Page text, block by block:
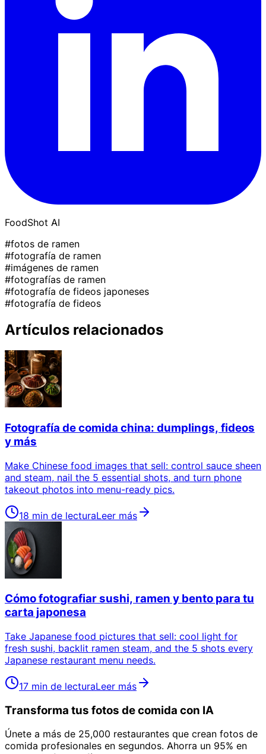
FoodShot AI
#fotos de ramen
#fotografía de ramen
#imágenes de ramen
#fotografías de ramen
#fotografía de fideos japoneses
#fotografía de fideos
Artículos relacionados
Fotografía de comida china: dumplings, fideos
y más
Make Chinese food images that sell: control sauce sheen
and steam, nail the 5 essential shots, and turn phone
takeout photos into menu-ready pics.
18 min de lecturaLeer más
Cómo fotografiar sushi, ramen y bento para tu
carta japonesa
Take Japanese food pictures that sell: cool light for
fresh sushi, backlit ramen steam, and the 5 shots every
Japanese restaurant menu needs.
17 min de lecturaLeer más
Transforma tus fotos de comida con IA
Únete a más de 25,000 restaurantes que crean fotos de
comida profesionales en segundos. Ahorra un 95% en